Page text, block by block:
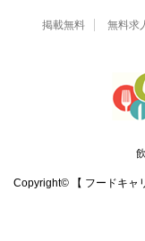
掲載無料 無料求
Copyright© 【 フードキャ